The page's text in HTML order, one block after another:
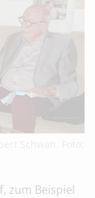
zum Beispiel